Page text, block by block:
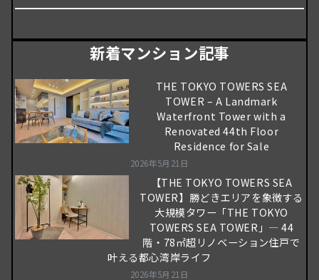
新着マンション記事
THE TOKYO TOWERS SEA
TOWER – A Landmark
Waterfront Tower with a
Renovated 44th Floor
Residence for Sale
2026年5月21日
【THE TOKYO TOWERS SEA
TOWER】勝どきエリアを象徴する
大規模タワー「THE TOKYO
TOWERS SEA TOWER」― 44
階・78㎡超リノベーション住戸で
叶える都心湾岸ライフ
2026年5月21日